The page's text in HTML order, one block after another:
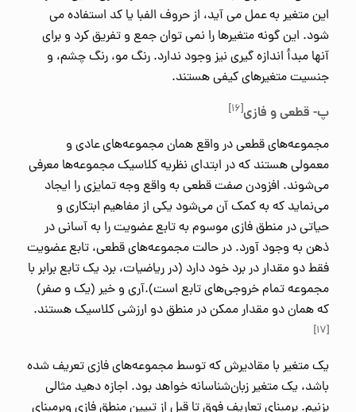
این متغیر به عمل می آید، از حروف الفبا یا کد استفاده می
شود. این گونه متغیرها را نمی توان جمع و تفریق کرد و برای
آنها مبدأ اندازه گیری نیز وجود ندارد. رنگ مو، رنگ چشم، و
جنسیت متغیرهای کیفی هستند.
پ- قطعی و فازی[۱۶]
مجموعه‌های قطعی در واقع همان مجموعه‌های عادی و
معمولی هستند که در ابتدای نظریه کلاسیک مجموعه‌ها معرفی
می‌شوند. افزودن صفت قطعی به واقع وجه تمایزی را ایجاد
می‌نماید که به کمک آن می‌شود یکی از مفاهیم ابتکاری و
حیاتی در منطق فازی موسوم به تابع عضویت را به آسانی در
ذهن به وجود آورد. در حالت مجموعه‌های قطعی، تابع عضویت
فقط دو مقدار در برد خود دارد (در ریاضیات، برد یک تابع برابر با
مجموعه تمام خروجی‌های تابع است).آری و خیر (یک و صفر)
که همان دو مقدار ممکن در منطق دو ارزشی کلاسیک هستند.
[۱۷]
یک متغیر با مقادیرش که توسط مجموعه‌های فازی تعریف شده
باشد، یک متغیر زبان‌شناسانه خواهد بود. اجازه دهید مثالی
بزنیم. برمبنای تعاریف فوق تا قبل از تبیین منطق فازی وبرمبنای